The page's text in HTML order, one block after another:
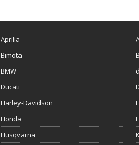
Aprilia
Bimota
BMW
Ducati
Harley-Davidson
Honda
Husqvarna